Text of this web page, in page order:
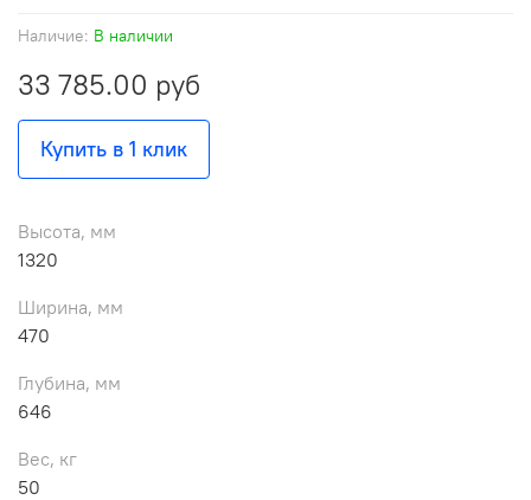
Наличие: В наличии
33 785.00 руб
Купить в 1 клик
Высота, мм
1320
Ширина, мм
470
Глубина, мм
646
Вес, кг
50